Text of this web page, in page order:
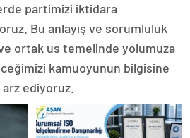
partimizi iktidara
Bu anlayış ve sorumluluk
ortak us temelinde yolumuza
kamuoyunun bilgisine
arz ediyoruz.